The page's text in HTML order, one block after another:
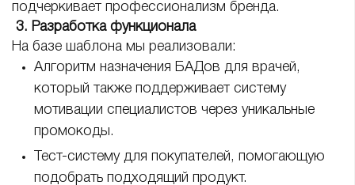
подчеркивает профессионализм бренда.
3. Разработка функционала
На базе шаблона мы реализовали:
Алгоритм назначения БАДов для врачей,
который также поддерживает систему
мотивации специалистов через уникальные
промокоды.
Тест-систему для покупателей, помогающую
подобрать подходящий продукт.